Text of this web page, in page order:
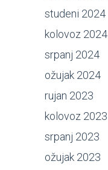
studeni 2024
kolovoz 2024
srpanj 2024
ožujak 2024
rujan 2023
kolovoz 2023
srpanj 2023
ožujak 2023